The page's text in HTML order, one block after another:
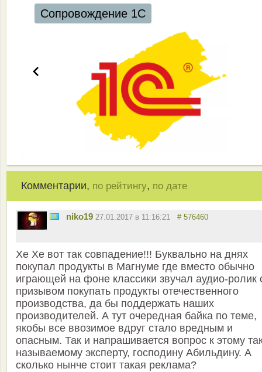
Сопровождение 1С
Комментарии, по рейтингу, по дате
niko19 27.01.2017 в 11:16:21 # 576460
Хе Хе вот так совпадение!!! Буквально на днях
покупал продукты в Магнуме где вместо обычно
играющей на фоне классики звучал аудио-ролик
призывом покупать продукты отечественного
производства, да бы поддержать наших
производителей. А тут очередная байка по теме,
якобы все ввозимое вдруг стало вредным и
опасным. Так и напрашивается вопрос к этому
называемому эксперту, господину Абильдину. А
сколько нынче стоит такая реклама?